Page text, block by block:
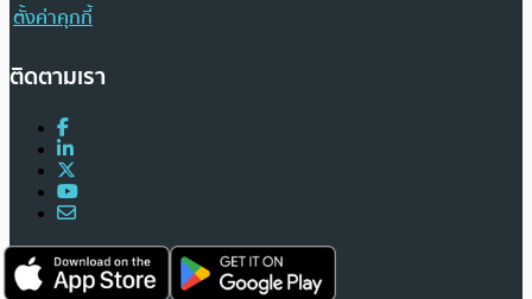
ตั้งค่าคุกกี้
ติดตามเรา